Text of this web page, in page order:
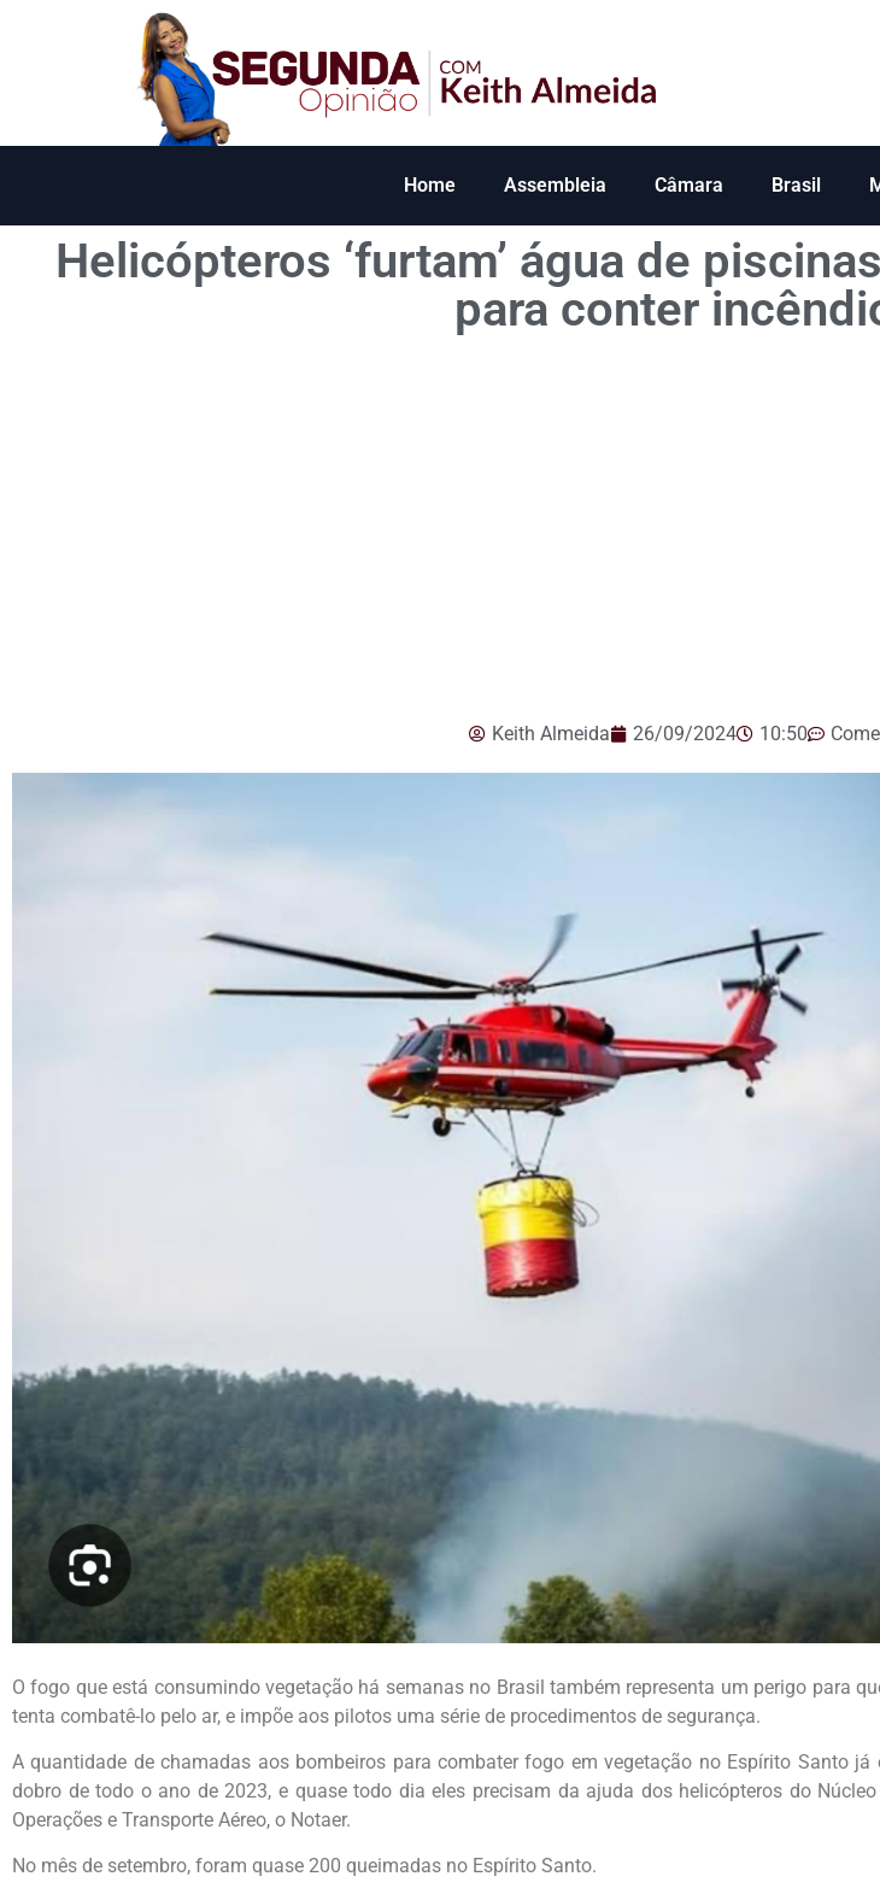
Home Assembleia Câmara Brasil
Helicópteros ‘furtam’ água de
para conter
Keith Almeida 26/09/2024 10:50
O fogo que está consumindo vegetação há semanas no Brasil também representa um perigo para
tenta combatê-lo pelo ar, e impõe aos pilotos uma série de procedimentos de segurança.
A quantidade de chamadas aos bombeiros para combater fogo em vegetação no Espírito Santo já
dobro de todo o ano de 2023, e quase todo dia eles precisam da ajuda dos helicópteros do
Operações e Transporte Aéreo, o Notaer.
No mês de setembro, foram quase 200 queimadas no Espírito Santo.